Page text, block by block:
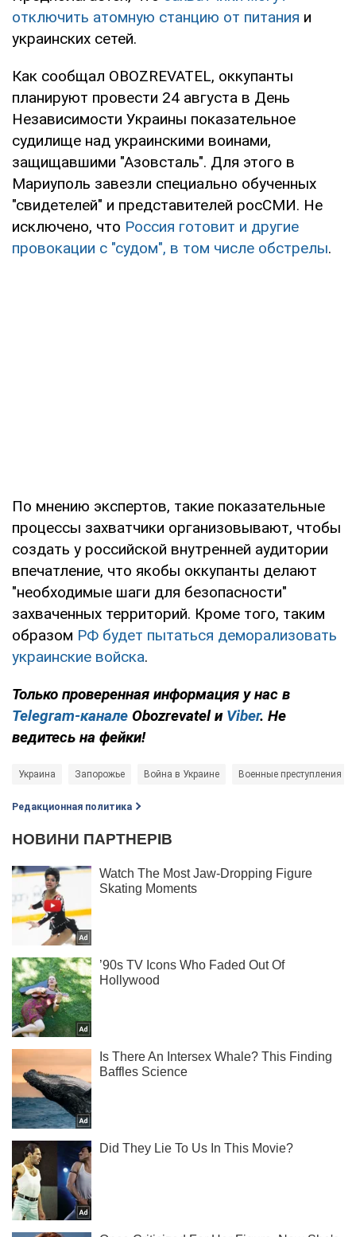
отключить атомную станцию от питания и
украинских сетей.
Как сообщал OBOZREVATEL, оккупанты
планируют провести 24 августа в День
Независимости Украины показательное
судилище над украинскими воинами,
защищавшими "Азовсталь". Для этого в
Мариуполь завезли специально обученных
"свидетелей" и представителей росСМИ. Не
исключено, что Россия готовит и другие
провокации с "судом", в том числе обстрелы.
По мнению экспертов, такие показательные
процессы захватчики организовывают, чтобы
создать у российской внутренней аудитории
впечатление, что якобы оккупанты делают
"необходимые шаги для безопасности"
захваченных территорий. Кроме того, таким
образом РФ будет пытаться деморализовать
украинские войска.
Только проверенная информация у нас в
Telegram-канале Obozrevatel и Viber. Не
ведитесь на фейки!
Украина Запорожье Война в Украине Военные преступления
Редакционная политика